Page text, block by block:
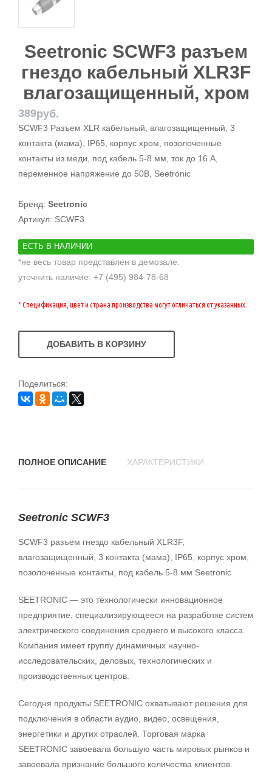
Seetronic SCWF3 разъем
гнездо кабельный XLR3F
влагозащищенный, хром
389руб.
SCWF3 Разъем XLR кабельный, влагозащищенный, 3
контакта (мама), IP65, корпус хром, позолоченные
контакты из меди, под кабель 5-8 мм, ток до 16 А,
переменное напряжение до 50В, Seetronic
Бренд: Seetronic
Артикул: SCWF3
ЕСТЬ В НАЛИЧИИ
*не весь товар представлен в демозале.
уточнить наличие: +7 (495) 984-78-68
* Спецификация, цвет и страна производства могут отличаться от указанных.
ДОБАВИТЬ В КОРЗИНУ
Поделиться:
ПОЛНОЕ ОПИСАНИЕ ХАРАКТЕРИСТИКИ
Seetronic SCWF3
SCWF3 разъем гнездо кабельный XLR3F,
влагозащищенный, 3 контакта (мама), IP65, корпус хром,
позолоченные контакты, под кабель 5-8 мм Seetronic
SEETRONIC — это технологически инновационное
предприятие, специализирующееся на разработке систем
электрического соединения среднего и высокого класса.
Компания имеет группу динамичных научно-
исследовательских, деловых, технологических и
производственных центров.
Сегодня продукты SEETRONIC охватывают решения для
подключения в области аудио, видео, освещения,
энергетики и других отраслей. Торговая марка
SEETRONIC завоевала большую часть мировых рынков и
завоевала признание большого количества клиентов.